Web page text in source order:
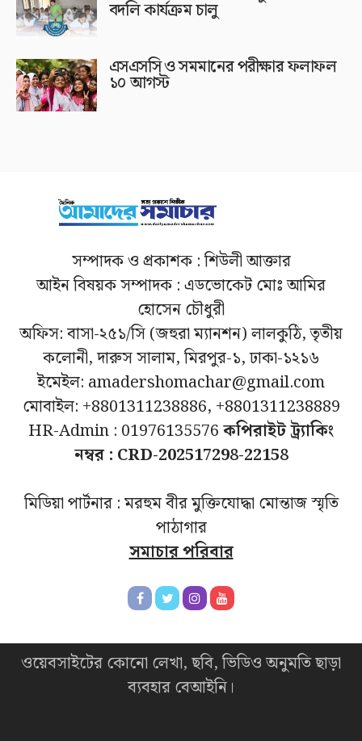
বদলি কার্যক্রম চালু
এসএসসি ও সমমানের পরীক্ষার ফলাফল
১০ আগস্ট
সম্পাদক ও প্রকাশক : শিউলী আক্তার
আইন বিষয়ক সম্পাদক : এডভোকেট মোঃ আমির
হোসেন চৌধুরী
অফিস: বাসা-২৫১/সি (জহুরা ম্যানশন) লালকুঠি, তৃতীয়
কলোনী, দারুস সালাম, মিরপুর-১, ঢাকা-১২১৬
ইমেইল: amadershomachar@gmail.com
মোবাইল: +8801311238886, +8801311238889
HR-Admin : 01976135576কপিরাইট ট্র্যাকিং
নম্বর : CRD-202517298-22158
মিডিয়া পার্টনার : মরহুম বীর মুক্তিযোদ্ধা মোন্তাজ স্মৃতি
পাঠাগার
সমাচার পরিবার
ওয়েবসাইটের কোনো লেখা, ছবি, ভিডিও অনুমতি ছাড়া
ব্যবহার বেআইনি।